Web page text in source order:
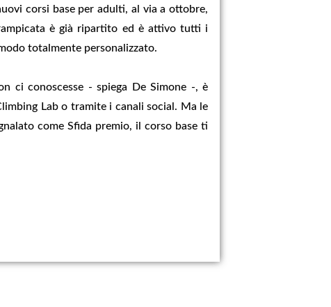
corsi base per adulti, al via a ottobre,
è già ripartito ed è attivo tutti i
totalmente personalizzato.
ci conoscesse - spiega De Simone -, è
Lab o tramite i canali social. Ma le
come Sfida premio, il corso base ti